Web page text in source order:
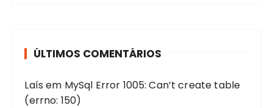
ÚLTIMOS COMENTÁRIOS
Laís em MySql Error 1005: Can’t create table
(errno: 150)